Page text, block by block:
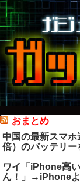
おまとめ
中国の最新スマ
倍）のバッテリー
ワイ「iPhone高
ん！」→iPhone